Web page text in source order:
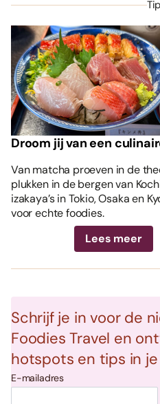
Droom jij van een
Van matcha proeven in de
plukken in de bergen van
izakaya’s in Tokio, Osaka en
voor echte foodies.
Lees meer
Schrijf je in voor de
Foodies Travel en
hotspots en tips in je
E-mailadres